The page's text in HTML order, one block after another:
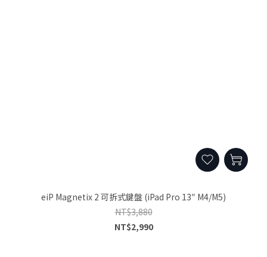
eiP Magnetix 2 可拆式鍵盤 (iPad Pro 13″ M4/M5)
NT$3,880
NT$2,990